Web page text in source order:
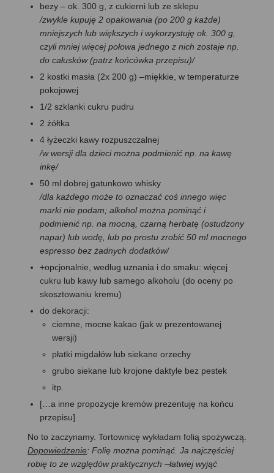
bezy – ok. 300 g, z cukierni lub ze sklepu
/zwykle kupuję 2 opakowania (po 200 g każde)
mniejszych lub większych i wykorzystuję ok. 300 g,
czyli mniej więcej połowa jednego z nich zostaje np.
do całusków (patrz końcówka przepisu)/
2 kostki masła (2x 200 g) –miękkie, w temperaturze
pokojowej
1/2 szklanki cukru pudru
2 żółtka
4 łyżeczki kawy rozpuszczalnej
/w wersji dla dzieci można podmienić np. na kawę
inkę/
50 ml dobrej gatunkowo whisky
/dla każdego może to oznaczać coś innego więc
marki nie podam; alkohol można pominąć i
podmienić np. na mocną, czarną herbatę (ostudzony
napar) lub wodę, lub po prostu zrobić 50 ml mocnego
espresso bez żadnych dodatków/
+opcjonalnie, według uznania i do smaku: więcej
cukru lub kawy lub samego alkoholu (do oceny po
skosztowaniu kremu)
do dekoracji:
ciemne, mocne kakao (jak w prezentowanej
wersji)
płatki migdałów lub siekane orzechy
grubo siekane lub krojone daktyle bez pestek
itp.
[…a inne propozycje kremów prezentuję na końcu
przepisu]
No to zaczynamy. Tortownicę wykładam folią spożywczą.
Dopowiedzenie: Folię można pominąć. Ja najczęściej
robię to ze względów praktycznych –łatwiej wyjąć